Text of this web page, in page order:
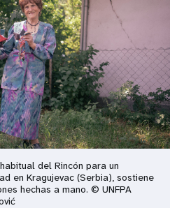
del Rincón para un
en Kragujevac (Serbia), sostiene
hechas a mano. © UNFPA